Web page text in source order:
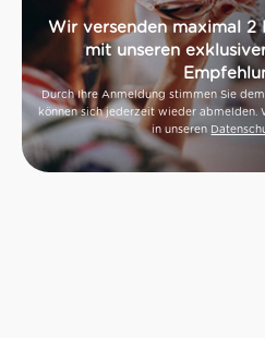
Wir versenden maximal
mit unseren
Durch Ihre Anmeldung stimmen Sie
können sich jederzeit wieder abmelden.
in unseren